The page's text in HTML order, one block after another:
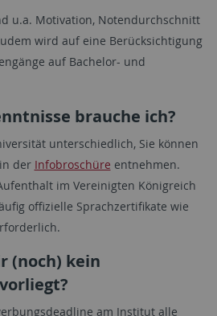
u.a. Motivation, Notendurchschnitt
wird auf eine Berücksichtigung
auf Bachelor- und
brauche ich?
unterschiedlich, Sie können
der Infobroschüre entnehmen.
im Vereinigten Königreich
offizielle Sprachzertifikate wie
(noch) kein
am Institut alle